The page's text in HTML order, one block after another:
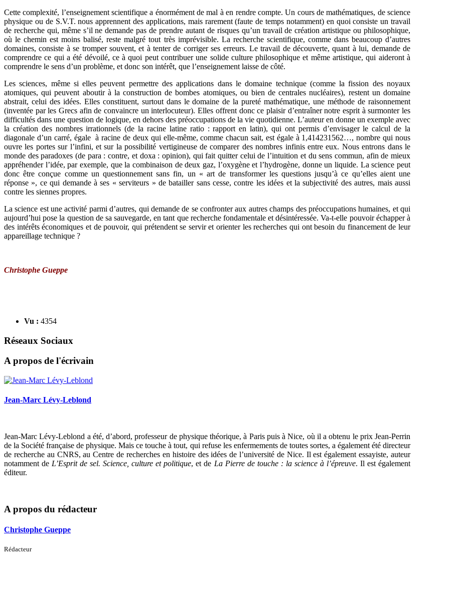
Cette complexité, l’enseignement scientifique a énormément de mal à en rendre compte. Un cours de mathématiques, de science
physique ou de S.V.T. nous apprennent des applications, mais rarement (faute de temps notamment) en quoi consiste un travail
de recherche qui, même s’il ne demande pas de prendre autant de risques qu’un travail de création artistique ou philosophique,
où le chemin est moins balisé, reste malgré tout très imprévisible. La recherche scientifique, comme dans beaucoup d’autres
domaines, consiste à se tromper souvent, et à tenter de corriger ses erreurs. Le travail de découverte, quant à lui, demande de
comprendre ce qui a été dévoilé, ce à quoi peut contribuer une solide culture philosophique et même artistique, qui aideront à
comprendre le sens d’un problème, et donc son intérêt, que l’enseignement laisse de côté.
Les sciences, même si elles peuvent permettre des applications dans le domaine technique (comme la fission des noyaux
atomiques, qui peuvent aboutir à la construction de bombes atomiques, ou bien de centrales nucléaires), restent un domaine
abstrait, celui des idées. Elles constituent, surtout dans le domaine de la pureté mathématique, une méthode de raisonnement
(inventée par les Grecs afin de convaincre un interlocuteur). Elles offrent donc ce plaisir d’entraîner notre esprit à surmonter les
difficultés dans une question de logique, en dehors des préoccupations de la vie quotidienne. L’auteur en donne un exemple avec
la création des nombres irrationnels (de la racine latine ratio : rapport en latin), qui ont permis d’envisager le calcul de la
diagonale d’un carré, égale à racine de deux qui elle-même, comme chacun sait, est égale à 1,414231562…, nombre qui nous
ouvre les portes sur l’infini, et sur la possibilité vertigineuse de comparer des nombres infinis entre eux. Nous entrons dans le
monde des paradoxes (de para : contre, et doxa : opinion), qui fait quitter celui de l’intuition et du sens commun, afin de mieux
appréhender l’idée, par exemple, que la combinaison de deux gaz, l’oxygène et l’hydrogène, donne un liquide. La science peut
donc être conçue comme un questionnement sans fin, un « art de transformer les questions jusqu’à ce qu’elles aient une
réponse », ce qui demande à ses « serviteurs » de batailler sans cesse, contre les idées et la subjectivité des autres, mais aussi
contre les siennes propres.
La science est une activité parmi d’autres, qui demande de se confronter aux autres champs des préoccupations humaines, et qui
aujourd’hui pose la question de sa sauvegarde, en tant que recherche fondamentale et désintéressée. Va-t-elle pouvoir échapper à
des intérêts économiques et de pouvoir, qui prétendent se servir et orienter les recherches qui ont besoin du financement de leur
appareillage technique ?
Christophe Gueppe
Vu : 4354
Réseaux Sociaux
A propos de l'écrivain
Jean-Marc Lévy-Leblond
Jean-Marc Lévy-Leblond a été, d’abord, professeur de physique théorique, à Paris puis à Nice, où il a obtenu le prix Jean-Perrin
de la Société française de physique. Mais ce touche à tout, qui refuse les enfermements de toutes sortes, a également été directeur
de recherche au CNRS, au Centre de recherches en histoire des idées de l’université de Nice. Il est également essayiste, auteur
notamment deL’Esprit de sel. Science, culture et politique, et de La Pierre de touche : la science à l’épreuve. Il est également
éditeur.
A propos du rédacteur
Christophe Gueppe
Rédacteur